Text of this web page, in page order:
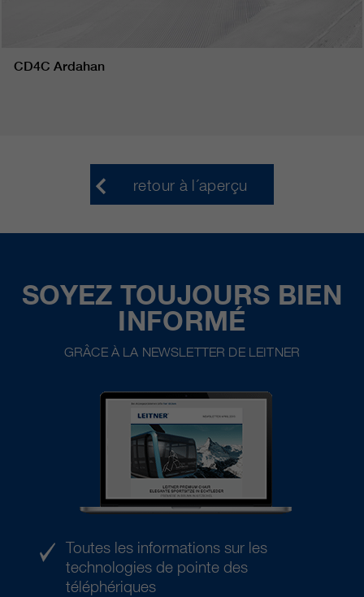
CD4C Ardahan
retour à l´aperçu
SOYEZ TOUJOURS BIEN
INFORMÉ
GRÂCE À LA NEWSLETTER DE LEITNER
Toutes les informations sur les
technologies de pointe des
téléphériques